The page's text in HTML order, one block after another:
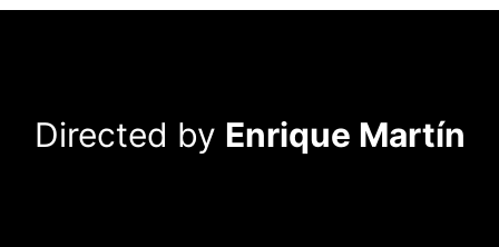
Directed by Enrique Martín